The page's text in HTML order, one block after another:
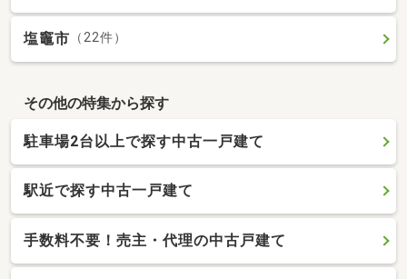
塩竈市 （22件）
その他の特集から探す
駐車場2台以上で探す中古一戸建て
駅近で探す中古一戸建て
手数料不要！売主・代理の中古戸建て